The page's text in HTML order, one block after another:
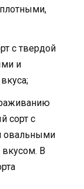
с твердой
и
сорт с
овальными
В